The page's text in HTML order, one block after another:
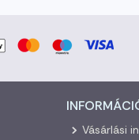
Vásárlási